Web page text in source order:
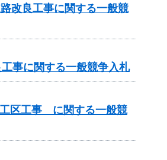
改良工事に関する一般競
事に関する一般競争入札
区工事 に関する一般競